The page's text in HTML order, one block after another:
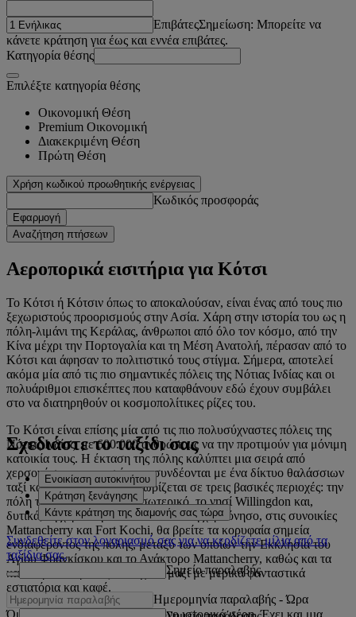
ΕπιβάτεςΣημείωση: Μπορείτε να
κάνετε κράτηση για έως και εννέα επιβάτες.
Κατηγορία θέσης
Επιλέξτε κατηγορία θέσης
Οικονομική Θέση
Premium Οικονομική
Διακεκριμένη Θέση
Πρώτη Θέση
Χρήση κωδικού προωθητικής ενέργειας
Κωδικός προσφοράς
Εφαρμογή
Αναζήτηση πτήσεων
Αεροπορικά εισιτήρια για Κότσι
Το Κότσι ή Κότσιν όπως το αποκαλούσαν, είναι ένας από τους πιο
ξεχωριστούς προορισμούς στην Ασία. Χάρη στην ιστορία του ως η
πόλη-λιμάνι της Κεράλας, άνθρωποι από όλο τον κόσμο, από την
Κίνα μέχρι την Πορτογαλία και τη Μέση Ανατολή, πέρασαν από το
Κότσι και άφησαν το πολιτιστικό τους στίγμα. Σήμερα, αποτελεί
ακόμα μία από τις πιο σημαντικές πόλεις της Νότιας Ινδίας και οι
πολυάριθμοι επισκέπτες που καταφθάνουν εδώ έχουν συμβάλει
στο να διατηρηθούν οι κοσμοπολίτικες ρίζες του.
Το Κότσι είναι επίσης μία από τις πιο πολυσύχναστες πόλεις της
Νότιας Ινδίας, με 600.000 ανθρώπους να την προτιμούν για μόνιμη
κατοικία τους. Η έκταση της πόλης καλύπτει μια σειρά από
χερσονήσους και νησιά, που συνδέονται με ένα δίκτυο θαλάσσιων
ταξί και γεφυρών. Γενικά χωρίζεται σε τρεις βασικές περιοχές: την
πόλη του Ernakulam στο εσωτερικό, το νησί Willingdon και,
δυτικά, τη χερσόνησο Fort Kochi. Στη χερσόνησο, στις συνοικίες
Mattancherry και Fort Kochi, θα βρείτε τα κορυφαία σημεία
ενδιαφέροντος της πόλης, μεταξύ των οποίων την Εκκλησία του
Αγίου Φραγκίσκου και το Ανάκτορο Mattancherry, καθώς και τα
καλύτερα ιστορικά ξενοδοχεία, μαζί με μερικά φανταστικά
εστιατόρια και καφέ.
Όμως το Κότσι δεν διαθέτει μόνο ιστορικά μέρη. Έχει και μια
Σχεδιάστε το ταξίδι σας
Ενοικίαση αυτοκινήτου
Κράτηση ξενάγησης
Κάντε κράτηση της διαμονής σας τώρα
Συνδεθείτε στον λογαριασμό σας για να κερδίζετε μίλια από τα
ταξίδια σας.
Σημείο παραλαβής
Ημερομηνία παραλαβής - Ώρα